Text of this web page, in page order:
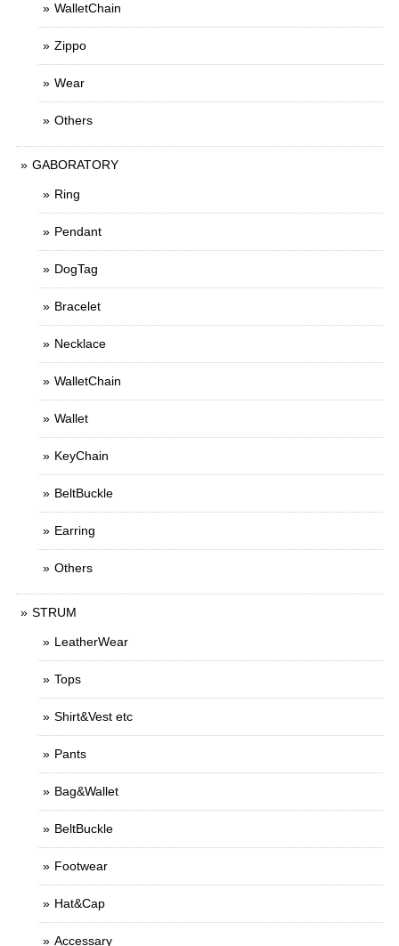
WalletChain
Zippo
Wear
Others
GABORATORY
Ring
Pendant
DogTag
Bracelet
Necklace
WalletChain
Wallet
KeyChain
BeltBuckle
Earring
Others
STRUM
LeatherWear
Tops
Shirt&Vest etc
Pants
Bag&Wallet
BeltBuckle
Footwear
Hat&Cap
Accessary